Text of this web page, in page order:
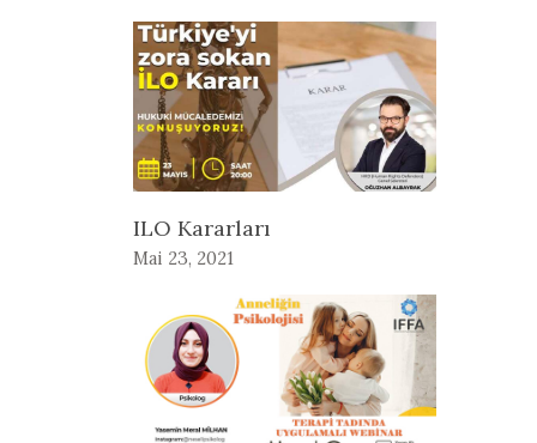
ILO Kararları
Mai 23, 2021